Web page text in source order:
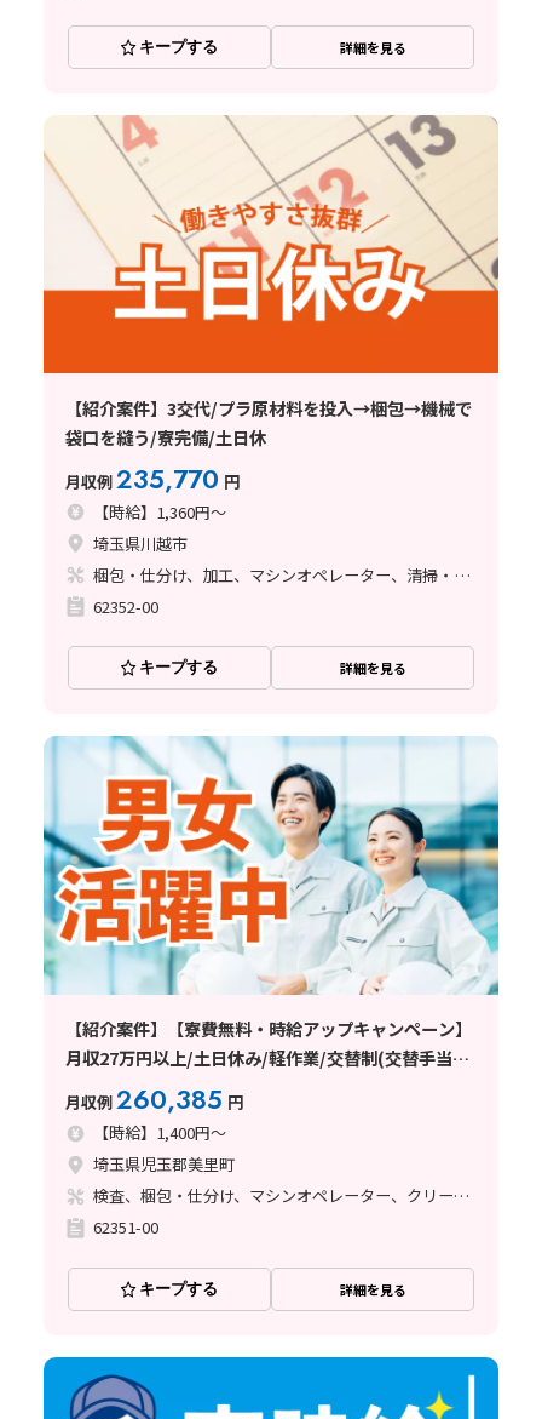
キープする 詳細を見る
【紹介案件】3交代/プラ原材料を投入→梱包→機械で
袋口を縫う/寮完備/土日休
月収例235,770 円
【時給】1,360円～
埼玉県川越市
梱包・仕分け、加工、マシンオペレーター、清掃・洗浄
62352-00
キープする 詳細を見る
【紹介案件】【寮費無料・時給アップキャンペーン】
月収27万円以上/土日休み/軽作業/交替制(交替手当て
あり)/未経験者歓迎/20～40代の男女活躍中/車通勤可
能/日払い・週払い制度あり
月収例260,385 円
【時給】1,400円～
埼玉県児玉郡美里町
検査、梱包・仕分け、マシンオペレーター、クリーンルーム
62351-00
キープする 詳細を見る